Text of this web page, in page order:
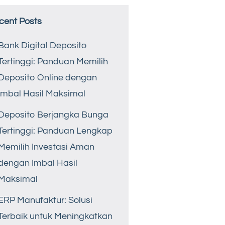
Posts
Digital Deposito
Panduan Memilih
Online dengan
Hasil Maksimal
Berjangka Bunga
Panduan Lengkap
Investasi Aman
Imbal Hasil
Manufaktur: Solusi
untuk Meningkatkan